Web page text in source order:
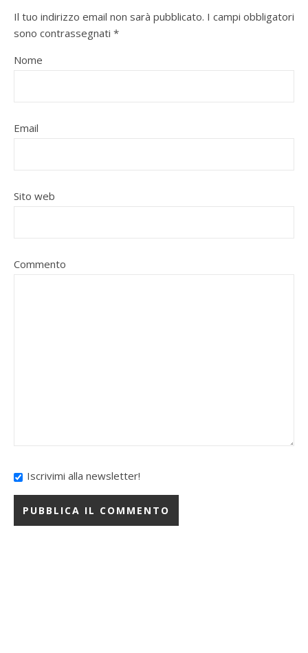
Il tuo indirizzo email non sarà pubblicato. I campi obbligatori
sono contrassegnati *
Nome
Email
Sito web
Commento
Iscrivimi alla newsletter!